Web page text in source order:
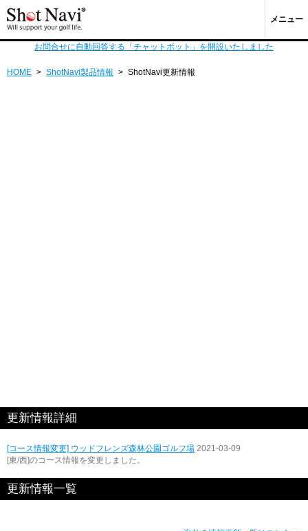
メニュー
お問合せに自動回答する「チャットボット」を開設いたしました
HOME > ShotNavi製品情報 > ShotNavi更新情報
更新情報詳細
[コース情報変更] ウッドフレンズ森林公園ゴルフ場 2021-03-09
[東/西]のコース情報を変更しました。
更新情報一覧